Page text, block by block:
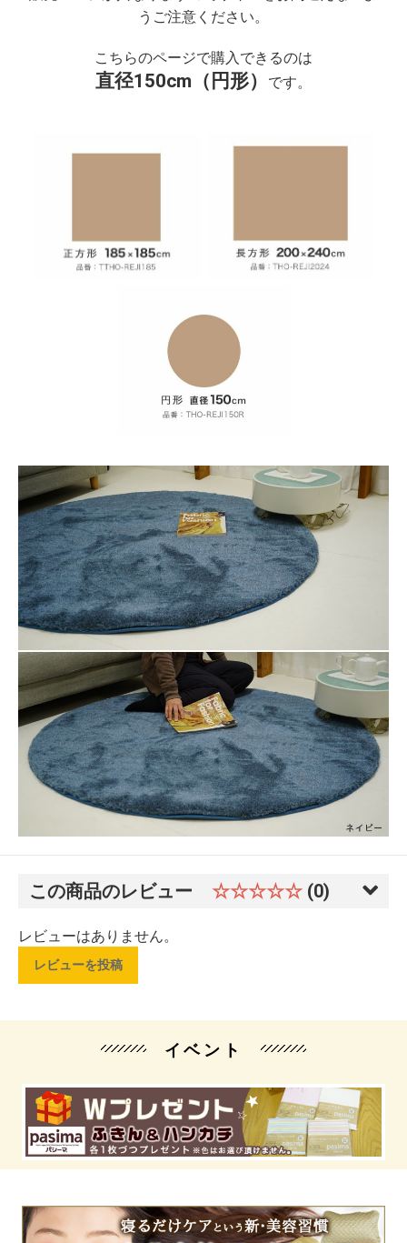
うご注意ください。
こちらのページで購入できるのは
直径150cm（円形） です。
この商品のレビュー ☆☆☆☆☆ (0)
レビューはありません。
レビューを投稿
イベント